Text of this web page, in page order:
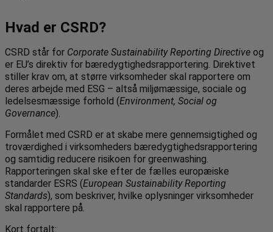
Hvad er CSRD?
CSRD står for Corporate Sustainability Reporting Directive og
er EU’s direktiv for bæredygtighedsrapportering. Direktivet
stiller krav om, at større virksomheder skal rapportere om
deres arbejde med ESG – altså miljømæssige, sociale og
ledelsesmæssige forhold (Environment, Social og
Governance).
Formålet med CSRD er at skabe mere gennemsigtighed og
troværdighed i virksomheders bæredygtighedsrapportering
og samtidig reducere risikoen for greenwashing.
Rapporteringen skal ske efter de fælles europæiske
standarder ESRS (European Sustainability Reporting
Standards), som beskriver, hvilke oplysninger virksomheder
skal rapportere på.
Kort fortalt: